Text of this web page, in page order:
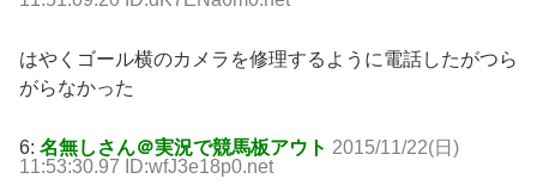
はやくゴール横のカメラを修理するように電話したがつら
がらなかった
6: 名無しさん＠実況で競馬板アウト 2015/11/22(日)
11:53:30.97 ID:wfJ3e18p0.net